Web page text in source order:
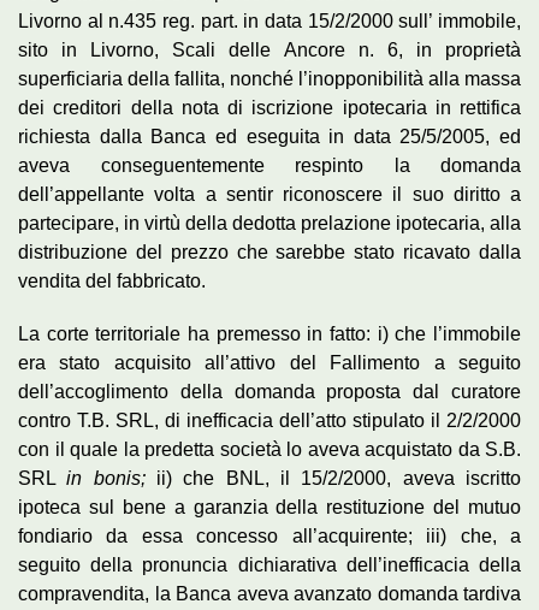
Livorno al n.435 reg. part. in data 15/2/2000 sull’ immobile,
sito in Livorno, Scali delle Ancore n. 6, in proprietà
superficiaria della fallita, nonché l’inopponibilità alla massa
dei creditori della nota di iscrizione ipotecaria in rettifica
richiesta dalla Banca ed eseguita in data 25/5/2005, ed
aveva conseguentemente respinto la domanda
dell’appellante volta a sentir riconoscere il suo diritto a
partecipare, in virtù della dedotta prelazione ipotecaria, alla
distribuzione del prezzo che sarebbe stato ricavato dalla
vendita del fabbricato.
La corte territoriale ha premesso in fatto: i) che l’immobile
era stato acquisito all’attivo del Fallimento a seguito
dell’accoglimento della domanda proposta dal curatore
contro T.B. SRL, di inefficacia dell’atto stipulato il 2/2/2000
con il quale la predetta società lo aveva acquistato da S.B.
SRLin bonis; ii) che BNL, il 15/2/2000, aveva iscritto
ipoteca sul bene a garanzia della restituzione del mutuo
fondiario da essa concesso all’acquirente; iii) che, a
seguito della pronuncia dichiarativa dell’inefficacia della
compravendita, la Banca aveva avanzato domanda tardiva